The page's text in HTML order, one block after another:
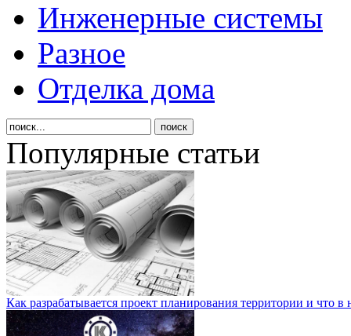
Инженерные системы
Разное
Отделка дома
Популярные статьи
Как разрабатывается проект планирования территории и что в